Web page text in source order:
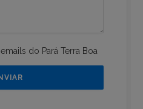
do Pará Terra Boa